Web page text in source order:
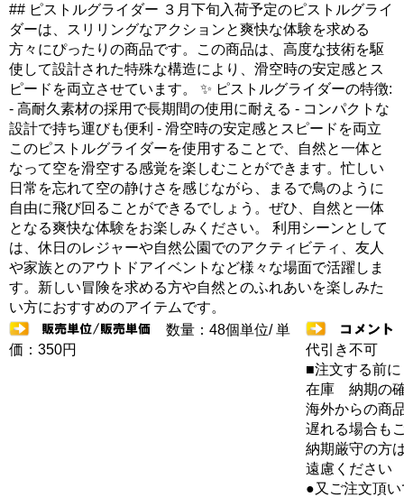
## ピストルグライダー ３月下旬入荷予定のピストルグライ
ダーは、スリリングなアクションと爽快な体験を求める
方々にぴったりの商品です。この商品は、高度な技術を駆
使して設計された特殊な構造により、滑空時の安定感とス
ピードを両立させています。 ✨ ピストルグライダーの特徴:
- 高耐久素材の採用で長期間の使用に耐える - コンパクトな
設計で持ち運びも便利 - 滑空時の安定感とスピードを両立
このピストルグライダーを使用することで、自然と一体と
なって空を滑空する感覚を楽しむことができます。忙しい
日常を忘れて空の静けさを感じながら、まるで鳥のように
自由に飛び回ることができるでしょう。ぜひ、自然と一体
となる爽快な体験をお楽しみください。 利用シーンとして
は、休日のレジャーや自然公園でのアクティビティ、友人
や家族とのアウトドアイベントなど様々な場面で活躍しま
す。新しい冒険を求める方や自然とのふれあいを楽しみた
い方におすすめのアイテムです。
数量：48個単位/ 単
価：350円
代引き不可
■注文する前に
在庫 納期の
海外からの商
遅れる場合も
納期厳守の方
遠慮ください
●又ご注文頂